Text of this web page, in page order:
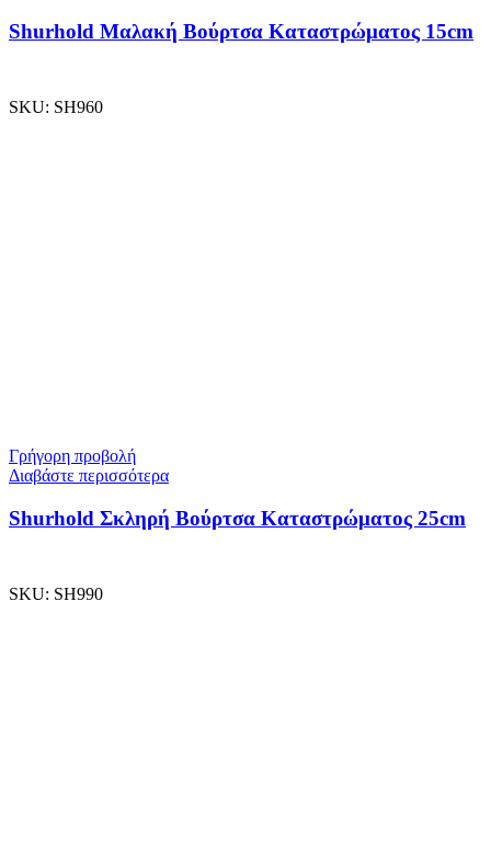
Shurhold Μαλακή Βούρτσα Καταστρώματος 15cm
SKU: SH960
Γρήγορη προβολή
Διαβάστε περισσότερα
Shurhold Σκληρή Βούρτσα Καταστρώματος 25cm
SKU: SH990